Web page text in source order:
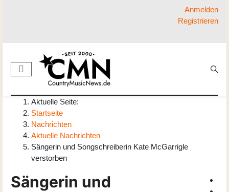
Anmelden
Registrieren
Aktuelle Seite:
Startseite
Nachrichten
Aktuelle Nachrichten
Sängerin und Songschreiberin Kate McGarrigle
verstorben
Sängerin und